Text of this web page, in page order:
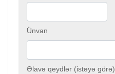
Ünvan
Əlavə qeydlər (istəyə görə)